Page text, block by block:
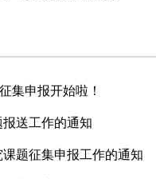
集申报开始啦！
送工作的通知
题征集申报工作的通知